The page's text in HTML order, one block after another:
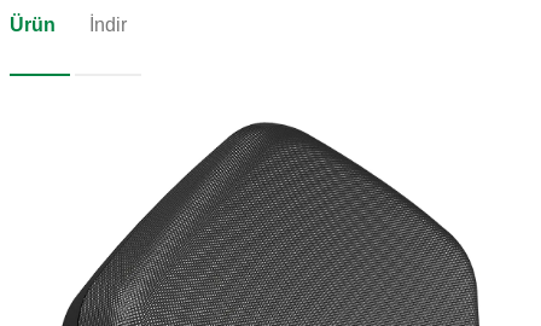
Ürün İndir